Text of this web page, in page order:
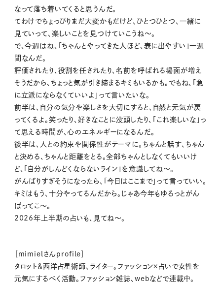
なって落ち着いてくると思うんだ。
てわけでちょっぴりまだ大変かもだけど、ひとつひとつ、一緒に
見ていって、楽しいことを見つけていこうね〜。
で、今週はね、「ちゃんとやってきた人ほど、表に出やすい」一週
間なんだ。
評価されたり、役割を任されたり、名前を呼ばれる場面が増え
そうだから、ちょっと気が引き締まるキミもいるかも。でもね、「急
に立派にならなくていいよ」って言いたいな。
前半は、自分の気分や楽しさを大切にすると、自然と元気が戻
ってくるよ。笑ったり、好きなことに没頭したり、「これ楽しいな」っ
て思える時間が、心のエネルギーになるんだ。
後半は、人との約束や関係性がテーマに。ちゃんと話す、ちゃん
と決める、ちゃんと距離をとる。全部ちゃんとしなくてもいいけ
ど、「自分がしんどくならないライン」を意識してね〜。
がんばりすぎそうになったら、「今日はここまで」って言っていい。
キミはもう、十分やってるんだから。じゃあ今年もゆるっとがん
ばってこ〜。
2026年上半期の占いも、見てね〜。
［mimielさんprofile］
タロット＆西洋占星術師、ライター。ファッション×占いで女性を
元気にするべく活動。ファッション雑誌、webなどで連載中。